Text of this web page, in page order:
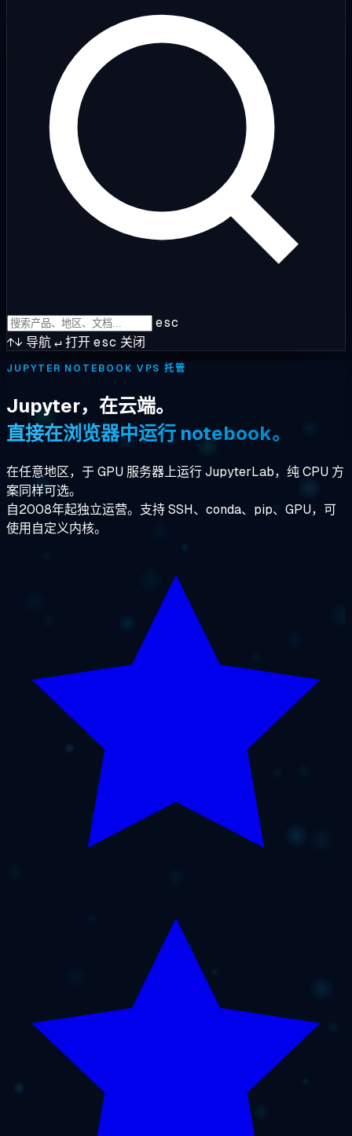
esc
↑↓ 导航↵打开esc 关闭
JUPYTER NOTEBOOK VPS 托管
Jupyter，在云端。
直接在浏览器中运行 notebook。
在任意地区，于 GPU 服务器上运行 JupyterLab，纯 CPU 方
案同样可选。
自2008年起独立运营。支持 SSH、conda、pip、GPU，可
使用自定义内核。